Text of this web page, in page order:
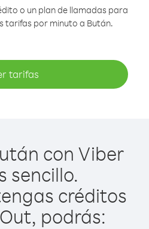
o un plan de llamadas para
tarifas por minuto a Bután.
tarifas
con Viber
sencillo.
créditos
podrás: